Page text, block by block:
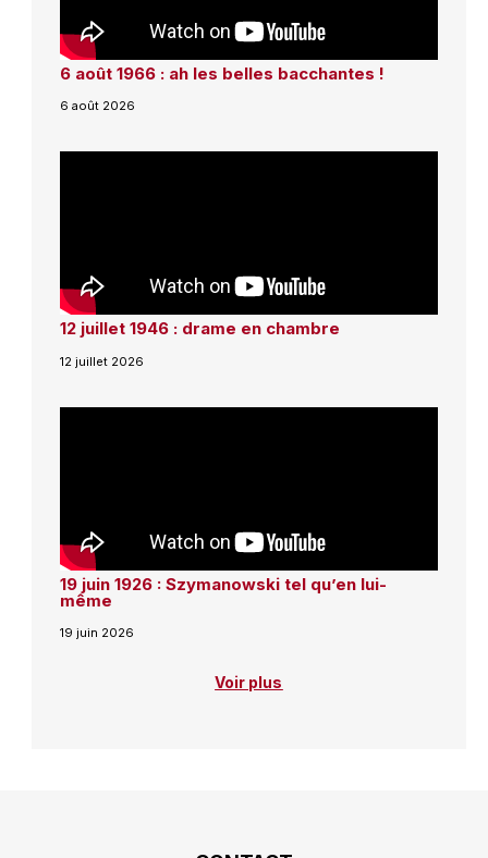
6 août 1966 : ah les belles bacchantes !
6 août 2026
12 juillet 1946 : drame en chambre
12 juillet 2026
19 juin 1926 : Szymanowski tel qu’en lui-
même
19 juin 2026
Voir plus